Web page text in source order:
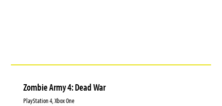
Zombie Army 4: Dead War
PlayStation 4, Xbox One